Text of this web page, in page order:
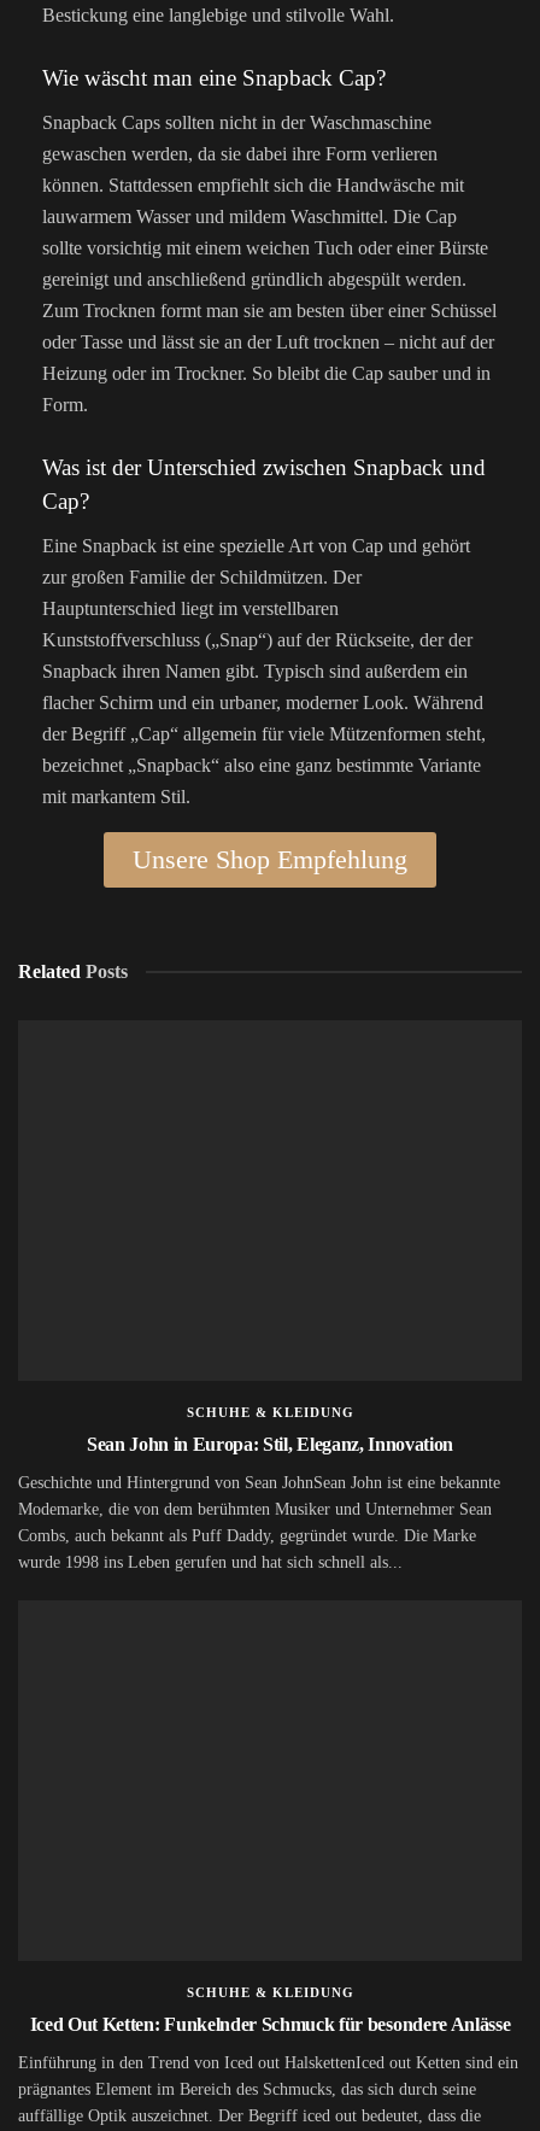
Bestickung eine langlebige und stilvolle Wahl.
Wie wäscht man eine Snapback Cap?
Snapback Caps sollten nicht in der Waschmaschine
gewaschen werden, da sie dabei ihre Form verlieren
können. Stattdessen empfiehlt sich die Handwäsche mit
lauwarmem Wasser und mildem Waschmittel. Die Cap
sollte vorsichtig mit einem weichen Tuch oder einer Bürste
gereinigt und anschließend gründlich abgespült werden.
Zum Trocknen formt man sie am besten über einer Schüssel
oder Tasse und lässt sie an der Luft trocknen – nicht auf der
Heizung oder im Trockner. So bleibt die Cap sauber und in
Form.
Was ist der Unterschied zwischen Snapback und
Cap?
Eine Snapback ist eine spezielle Art von Cap und gehört
zur großen Familie der Schildmützen. Der
Hauptunterschied liegt im verstellbaren
Kunststoffverschluss („Snap“) auf der Rückseite, der der
Snapback ihren Namen gibt. Typisch sind außerdem ein
flacher Schirm und ein urbaner, moderner Look. Während
der Begriff „Cap“ allgemein für viele Mützenformen steht,
bezeichnet „Snapback“ also eine ganz bestimmte Variante
mit markantem Stil.
Unsere Shop Empfehlung
Related Posts
SCHUHE & KLEIDUNG
Sean John in Europa: Stil, Eleganz, Innovation
Geschichte und Hintergrund von Sean JohnSean John ist eine bekannte
Modemarke, die von dem berühmten Musiker und Unternehmer Sean
Combs, auch bekannt als Puff Daddy, gegründet wurde. Die Marke
wurde 1998 ins Leben gerufen und hat sich schnell als...
SCHUHE & KLEIDUNG
Iced Out Ketten: Funkelnder Schmuck für besondere Anlässe
Einführung in den Trend von Iced out HalskettenIced out Ketten sind ein
prägnantes Element im Bereich des Schmucks, das sich durch seine
auffällige Optik auszeichnet. Der Begriff iced out bedeutet, dass die